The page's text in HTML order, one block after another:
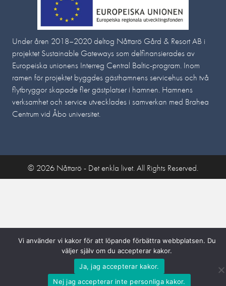
Under åren 2018–2020 deltog Nåttarö Gård & Resort AB i
projektet Sustainable Gateways som delfinansierades av
Europeiska unionens Interreg Central Baltic-program. Inom
ramen för projektet byggdes gästhamnens servicehus och två
flytbryggor skapade fler gästplatser i hamnen. Hamnens
verksamhet och service utvecklades i samverkan med Brahea
Centrum vid Åbo universitet.
© 2026 Nåttarö - Det enkla livet. All Rights Reserved.
Vi använder vi kakor för att löpande förbättra webbplatsen. Du
väljer själv om du accepterar kakor.
Ja, jag accepterar kakor.
Nej jag accepterar inte personliga kakor.